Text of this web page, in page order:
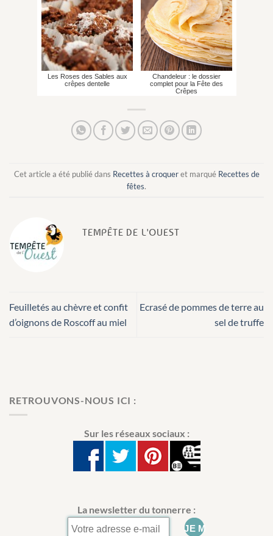
Les Roses des Sables aux
crêpes dentelle
Chandeleur : le dossier
complet pour la Fête des
Crêpes
Cet article a été publié dans Recettes à croqueret marqué Recettes de
fêtes.
TEMPÊTE DE L'OUEST
Feuilletés au chèvre et confit
d’oignons de Roscoff au miel
Ecrasé de pommes de terre au
sel de truffe
RETROUVONS-NOUS ICI :
Sur les réseaux sociaux :
La newsletter du tonnerre :